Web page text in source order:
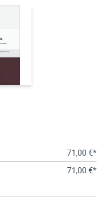
71,00 €*
71,00 €*